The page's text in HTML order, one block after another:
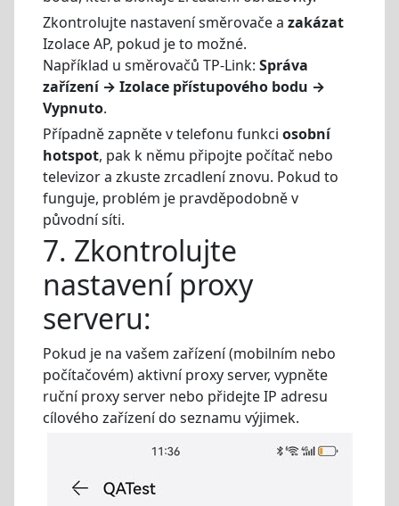
Zkontrolujte nastavení směrovače a zakázat
Izolace AP, pokud je to možné.
Například u směrovačů TP-Link: Správa
zařízení → Izolace přístupového bodu →
Vypnuto.
Případně zapněte v telefonu funkci osobní
hotspot, pak k němu připojte počítač nebo
televizor a zkuste zrcadlení znovu. Pokud to
funguje, problém je pravděpodobně v
původní síti.
7. Zkontrolujte
nastavení proxy
serveru:
Pokud je na vašem zařízení (mobilním nebo
počítačovém) aktivní proxy server, vypněte
ruční proxy server nebo přidejte IP adresu
cílového zařízení do seznamu výjimek.